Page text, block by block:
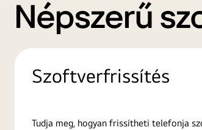
Népszerű
Szoftverfrissítés
Tudja meg, hogyan frissítheti telefonja